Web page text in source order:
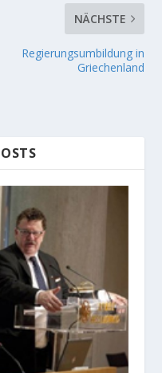
NÄCHSTE
Regierungsumbildung in
Griechenland